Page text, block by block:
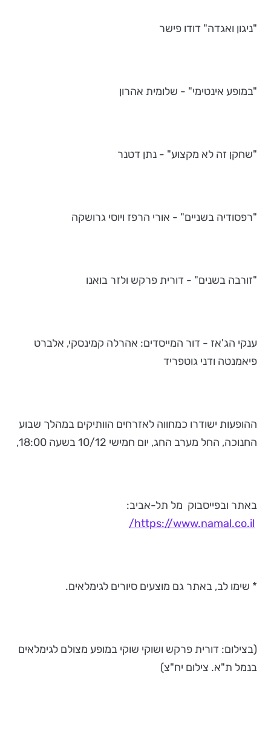
"ניגון ואגדה" דודו פישר
"במופע אינטימי" - שלומית אהרון
"שחקן זה לא מקצוע" - נתן דטנר
"רפסודיה בשניים" - אורי הרפז ויוסי גרושקה
"זורבה בשנים" - דורית פרקש ולזר בואנו
ענקי הג'אז - דור המייסדים: אהרלה קמינסקי, אלברט
פיאמנטה ודני גוטפריד
ההופעות ישודרו כמחווה לאזרחים הוותיקים במהלך שבוע
החנוכה, החל מערב החג, יום חמישי 10/12 בשעה 18:00,
באתר ובפייסבוק מל תל-אביב:
https://www.namal.co.il/
* שימו לב, באתר גם מוצעים סיורים לגימלאים.
(בצילום: דורית פרקש ושוקי שוקי במופע מצולם לגימלאים
בנמל ת"א. צילום יח"צ)